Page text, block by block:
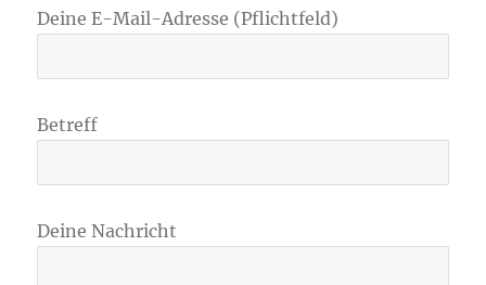
Deine E-Mail-Adresse (Pflichtfeld)
Betreff
Deine Nachricht